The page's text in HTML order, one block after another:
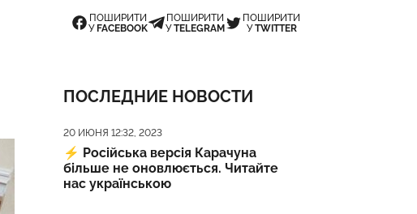
ПОШИРИТИ
У FACEBOOK
ПОШИРИТИ
УTELEGRAM
ПОШИРИТИ
УTWITTER
ПОСЛЕДНИЕ НОВОСТИ
Дата публикации
20 ИЮНЯ 12:32, 2023
⚡️ Російська версія Карачуна
більше не оновлюється. Читайте
нас українською